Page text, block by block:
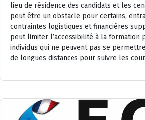
lieu de résidence des candidats et les
peut être un obstacle pour certains,
contraintes logistiques et financières
peut limiter l’accessibilité à la formation
individus qui ne peuvent pas se
de longues distances pour suivre les